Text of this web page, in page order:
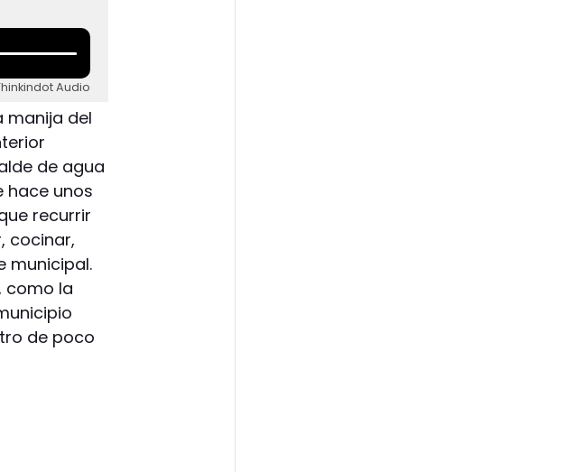
Audio
manija del
de agua
hace unos
recurrir
cocinar,
municipal.
como la
de poco